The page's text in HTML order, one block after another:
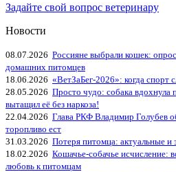
Задайте свой вопрос ветеринару
Новости
08.07.2026 Россияне выбрали кошек:
домашних питомцев
18.06.2026 «ВетЗаБег‑2026»: когда
28.05.2026 Просто чудо: собака вдохнула
вытащил её без наркоза!
22.04.2026 Глава РКФ Владимир Голубев
торопливо ест
31.03.2026 Потеря питомца: актуальные
18.02.2026 Кошачье-собачье исчисление:
любовь к питомцам